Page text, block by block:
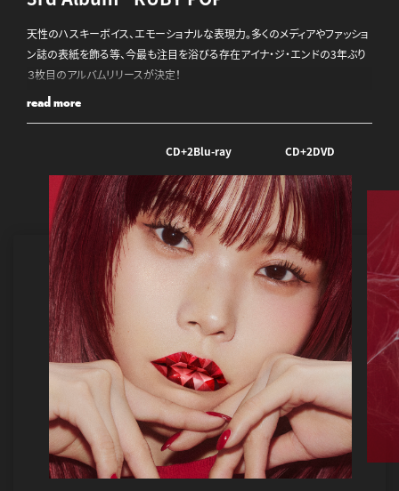
天性のハスキーボイス、エモーショナルな表現力。多くのメディアやファッショ
ン誌の表紙を飾る等、今最も注目を浴びる存在アイナ・ジ・エンドの3年ぶり
３枚目のアルバムリリースが決定！
3形態共通初回封入：特典応募シリアルナンバー
対象商品
【AL+2Blu-ray】AVCD-63658/B～C ￥16,500(tax in) ※初回生産限定盤
【AL+2DVD】(AVCD-63659/B～C) ￥9,020(tax in)
【AL】(AVCD-63660) ￥3,630(tax in)
特典①：アイナ・ジ・エンド オリジナルデザインポッキー(16本入り)1
箱 抽選で300名様
特典②：アイナ・ジ・エンド オリジナル仕様ニベアクリーム(大缶)１
個 抽選で300名様
※いずれもアイナ荘OFFICAL SHOPでお付けするものと同様です。
対象商品に初回封入されるシリアルNOを使用し、後日公開となる特典
応募サイトにてご応募ください。
シリアルNO1件につき1応募となります。
応募受付期間：2024/11/26(火)正午～2024/12/2(月)23:59まで予定
read more
CD+2Blu-ray CD+2DVD